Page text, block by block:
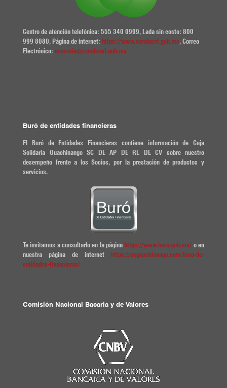
Centro de atención telefónica: 555 340 0999, Lada sin costo: 800
999 8080, Página de internet: https://www.condusef.gob.mx, Correo
Electrónico: asesoria@condusef.gob.mx
Buró de entidades financieras
El Buró de Entidades Financieras contiene información de Caja
Solidaria Guachinango SC DE AP DE RL DE CV sobre nuestro
desempeño frente a los Socios, por la prestación de productos y
servicios.
Te invitamos a consultarlo en la página https://www.buro.gob.mx/ o en
nuestra página de internet https://csguachinango.com/buro-de-
entidades-financieras/
Comisión Nacional Bacaria y de Valores